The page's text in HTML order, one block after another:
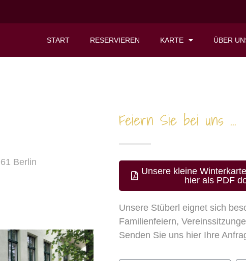
START RESERVIEREN KARTE ÜBER
Berlin
Feiern Sie bei uns ...
Unsere kleine
hier als PDF
Unsere Stüberl eignet sich
Familienfeiern,
Senden Sie uns hier Ihre